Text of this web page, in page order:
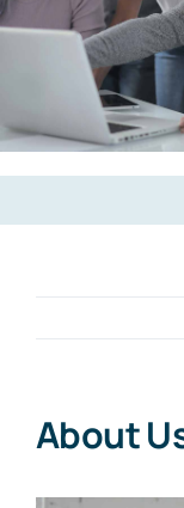
About